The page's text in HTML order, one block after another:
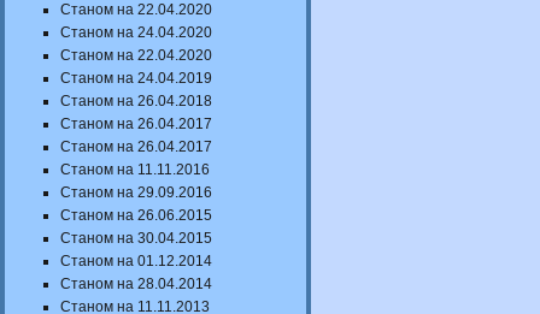
Станом на 22.04.2020
Станом на 24.04.2020
Станом на 22.04.2020
Станом на 24.04.2019
Станом на 26.04.2018
Станом на 26.04.2017
Станом на 26.04.2017
Станом на 11.11.2016
Станом на 29.09.2016
Станом на 26.06.2015
Станом на 30.04.2015
Станом на 01.12.2014
Станом на 28.04.2014
Станом на 11.11.2013